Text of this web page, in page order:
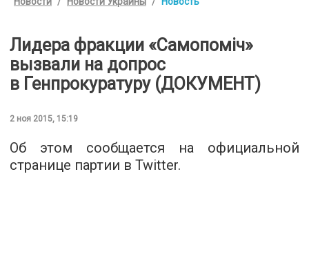
Лидера фракции «Самопоміч»
вызвали на допрос
в Генпрокуратуру (ДОКУМЕНТ)
2 ноя 2015, 15:19
Об этом сообщается на официальной
странице партии в Twitter.